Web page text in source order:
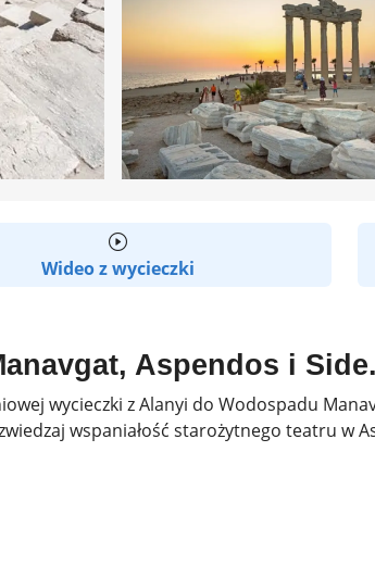
Wideo z wycieczki
Aspendos i Side.
wycieczki z Alanyi do Wodospadu
wspaniałość starożytnego teatru w